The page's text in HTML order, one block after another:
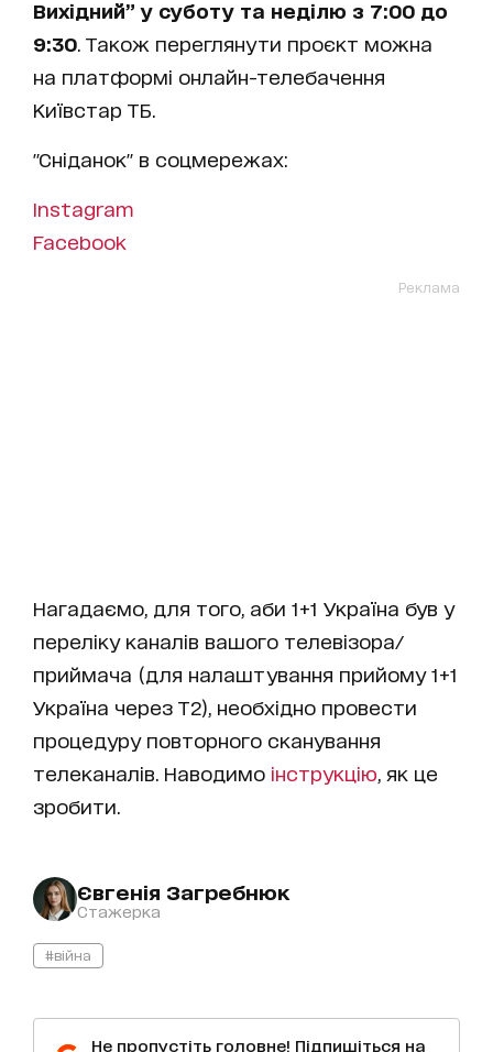
Вихідний” у суботу та неділю з 7:00 до
9:30 . Також переглянути проєкт можна
на платформі онлайн-телебачення
Київстар ТБ.
"Сніданок" в соцмережах:
Instagram
Facebook
Реклама
Нагадаємо, для того, аби 1+1 Україна був у
переліку каналів вашого телевізора/
приймача (для налаштування прийому 1+1
Україна через Т2), необхідно провести
процедуру повторного сканування
телеканалів. Наводимо інструкцію , як це
зробити.
Євгенія Загребнюк
Стажерка
#війна
Не пропустіть головне! Підпишіться на